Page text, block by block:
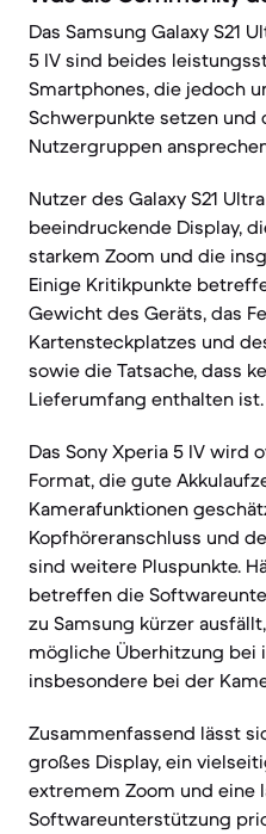
Das Samsung Galaxy S21
5 IV sind beides
Smartphones, die jedoch
Schwerpunkte setzen und
Nutzergruppen
Nutzer des Galaxy S21
beeindruckende Display,
starkem Zoom und die
Einige Kritikpunkte
Gewicht des Geräts, das
Kartensteckplatzes und
sowie die Tatsache, dass
Lieferumfang enthalten ist.
Das Sony Xperia 5 IV wird
Format, die gute
Kamerafunktionen
Kopfhöreranschluss und
sind weitere Pluspunkte.
betreffen die
zu Samsung kürzer
mögliche Überhitzung bei
insbesondere bei der
Zusammenfassend lässt
großes Display, ein
extremem Zoom und eine
Softwareunterstützung